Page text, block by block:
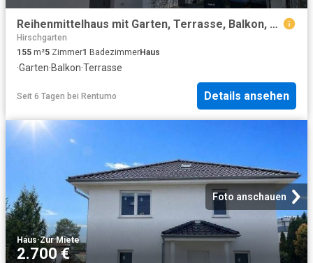
Reihenmittelhaus mit Garten, Terrasse, Balkon, Energieausweis Klasse A
Hirschgarten
155 m²5 Zimmer1 BadezimmerHaus
·Garten·Balkon·Terrasse
Seit 6 Tagen bei Rentumo Details ansehen
Foto anschauen
Haus·Zur Miete
2.700 €